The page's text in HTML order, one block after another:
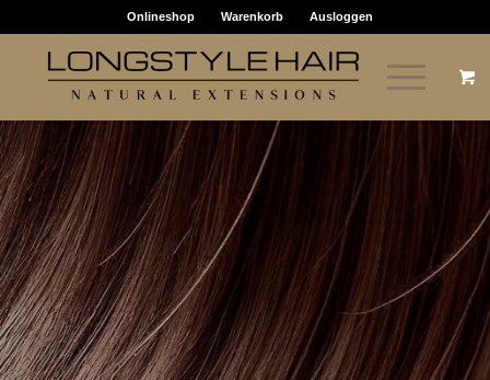
Onlineshop Warenkorb Ausloggen